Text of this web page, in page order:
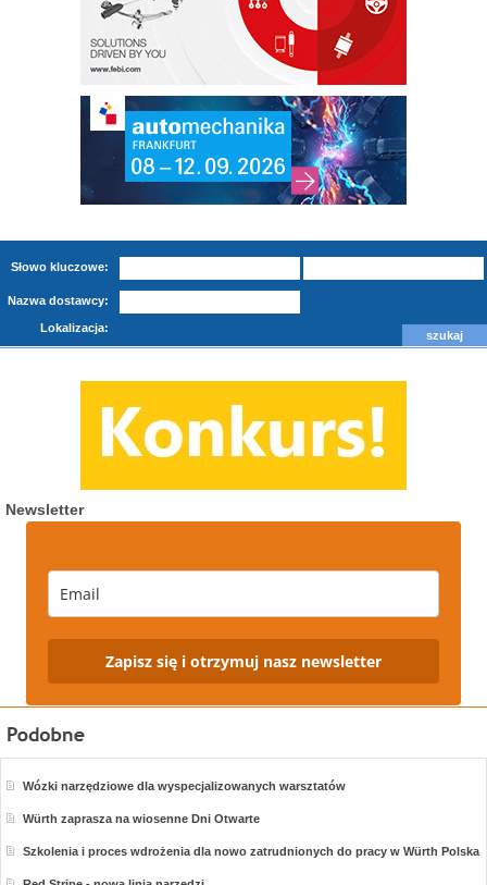
Słowo kluczowe:
Nazwa dostawcy:
Lokalizacja:
Newsletter
Zapisz się i otrzymuj nasz newsletter
Wózki narzędziowe dla wyspecjalizowanych warsztatów
Würth zaprasza na wiosenne Dni Otwarte
Szkolenia i proces wdrożenia dla nowo zatrudnionych do pracy w Würth Polska